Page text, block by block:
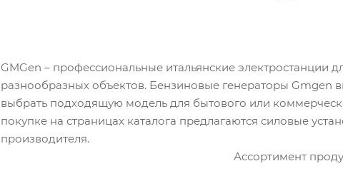
GMGen – профессиональные итальянские электростанции
разнообразных объектов. Бензиновые генераторы Gmgen
выбрать подходящую модель для бытового или
покупке на страницах каталога предлагаются силовые
производителя.
Ассортимент